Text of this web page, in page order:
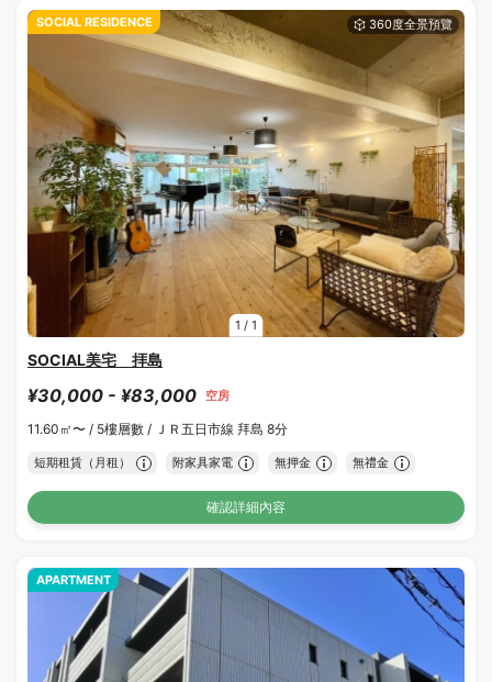
1 / 1
SOCIAL RESIDENCE
SOCIAL美宅 拝島
¥30,000 - ¥83,000 空房
11.60㎡〜 / 5樓層數 / ＪＲ五日市線 拜島 8分
短期租賃（月租） 附家具家電 無押金 無禮金
確認詳細內容
APARTMENT